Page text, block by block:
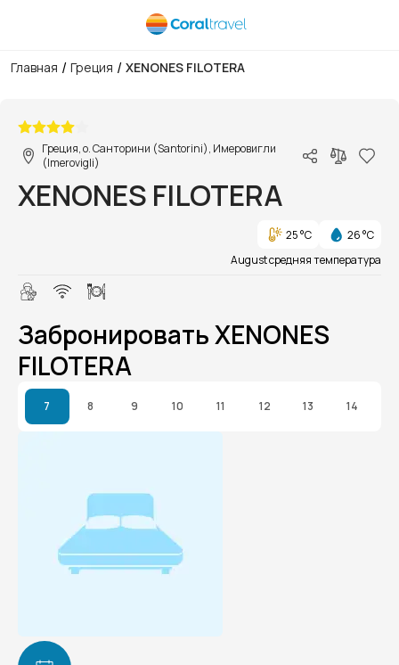
Главная / Греция / XENONES FILOTERA
Греция, о. Санторини (Santorini), Имеровигли
(Imerovigli)
XENONES FILOTERA
25 °C
26 °C
August средняя температура
Забронировать XENONES
FILOTERA
7 8 9 10 11 12 13 14